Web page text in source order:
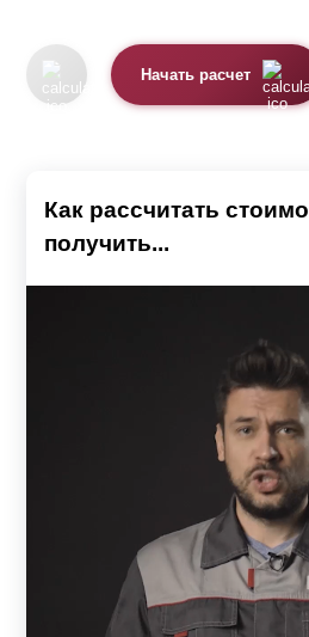
Начать расчет
Как рассчитать
получить...